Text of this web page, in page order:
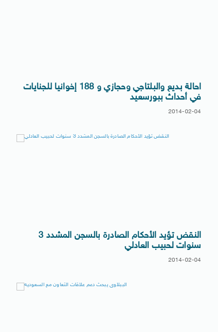
احالة بديع والبلتاجي وحجازي و 188 إخوانيا للجنايات
في أحداث ببورسعيد
2014-02-04
النقض تؤيد الأحكام الصادرة بالسجن المشدد 3
سنوات لحبيب العادلي
2014-02-04